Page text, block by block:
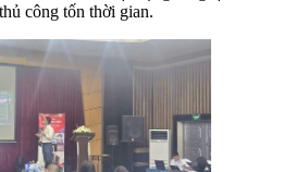
công tốn thời gian.